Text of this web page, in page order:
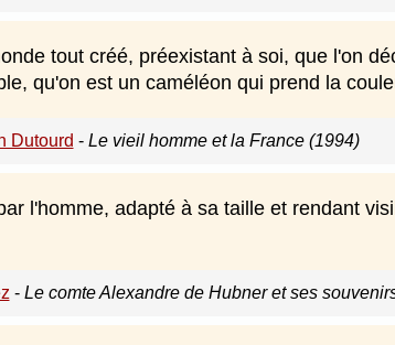
tout créé, préexistant à soi, que l'on
qu'on est un caméléon qui prend la
Dutourd - Le vieil homme et la France (1994)
l'homme, adapté à sa taille et rendant
- Le comte Alexandre de Hubner et ses